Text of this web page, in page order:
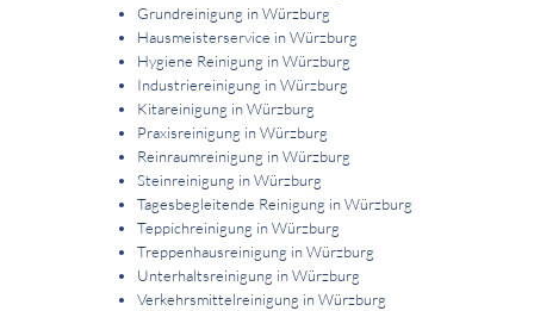
Grundreinigung in Würzburg
Hausmeisterservice in Würzburg
Hygiene Reinigung in Würzburg
Industriereinigung in Würzburg
Kitareinigung in Würzburg
Praxisreinigung in Würzburg
Reinraumreinigung in Würzburg
Steinreinigung in Würzburg
Tagesbegleitende Reinigung in Würzburg
Teppichreinigung in Würzburg
Treppenhausreinigung in Würzburg
Unterhaltsreinigung in Würzburg
Verkehrsmittelreinigung in Würzburg